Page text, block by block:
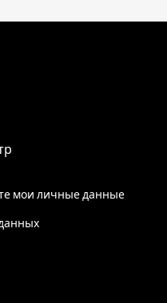
мои личные данные